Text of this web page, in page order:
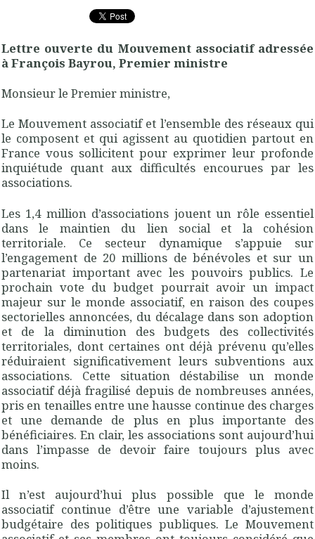
Lettre ouverte du Mouvement associatif adressée
à François Bayrou, Premier ministre
Monsieur le Premier ministre,
Le Mouvement associatif et l’ensemble des réseaux qui
le composent et qui agissent au quotidien partout en
France vous sollicitent pour exprimer leur profonde
inquiétude quant aux difficultés encourues par les
associations.
Les 1,4 million d’associations jouent un rôle essentiel
dans le maintien du lien social et la cohésion
territoriale. Ce secteur dynamique s’appuie sur
l’engagement de 20 millions de bénévoles et sur un
partenariat important avec les pouvoirs publics. Le
prochain vote du budget pourrait avoir un impact
majeur sur le monde associatif, en raison des coupes
sectorielles annoncées, du décalage dans son adoption
et de la diminution des budgets des collectivités
territoriales, dont certaines ont déjà prévenu qu’elles
réduiraient significativement leurs subventions aux
associations. Cette situation déstabilise un monde
associatif déjà fragilisé depuis de nombreuses années,
pris en tenailles entre une hausse continue des charges
et une demande de plus en plus importante des
bénéficiaires. En clair, les associations sont aujourd’hui
dans l’impasse de devoir faire toujours plus avec
moins.
Il n’est aujourd’hui plus possible que le monde
associatif continue d’être une variable d’ajustement
budgétaire des politiques publiques. Le Mouvement